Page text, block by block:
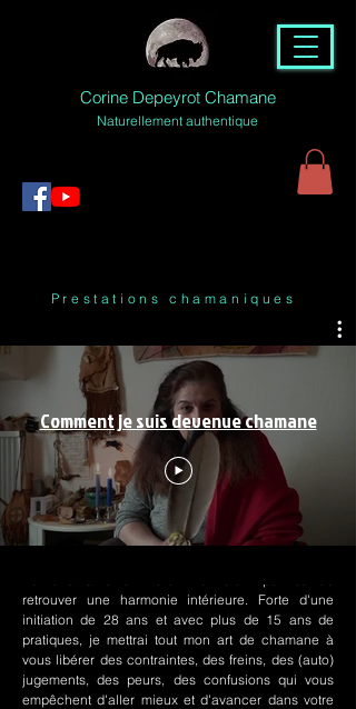
Corine Depeyrot Chamane
Naturellement authentique
Prestations chamaniques
Comment je suis devenue chamane
retrouver une harmonie intérieure. Forte d'une
initiation de 28 ans et avec plus de 15 ans de
pratiques, je mettrai tout mon art de chamane à
vous libérer des contraintes, des freins, des (auto)
jugements, des peurs, des confusions qui vous
empêchent d'aller mieux et d'avancer dans votre